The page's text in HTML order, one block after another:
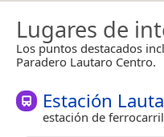
Lugares de
Los puntos destacados
Paradero Lautaro Centro.
Estación
estación de ferrocarril